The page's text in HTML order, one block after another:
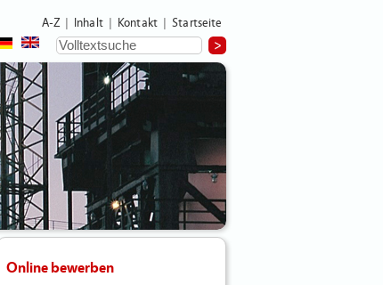
A-Z Inhalt Kontakt Startseite
Online bewerben